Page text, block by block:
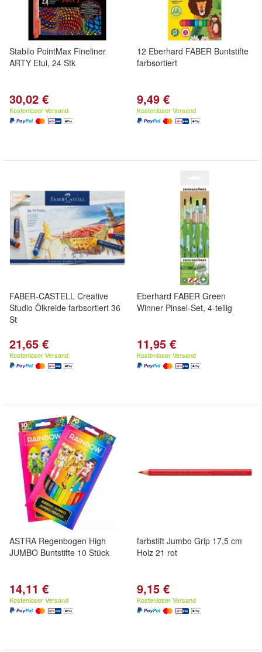
Stabilo PointMax Fineliner
ARTY Etui, 24 Stk
30,02 €
Kostenloser Versand
12 Eberhard FABER Buntstifte
farbsortiert
9,49 €
Kostenloser Versand
FABER-CASTELL Creative
Studio Ölkreide farbsortiert 36
St
21,65 €
Kostenloser Versand
Eberhard FABER Green
Winner Pinsel-Set, 4-teilig
11,95 €
Kostenloser Versand
ASTRA Regenbogen High
JUMBO Buntstifte 10 Stück
14,11 €
Kostenloser Versand
farbstift Jumbo Grip 17,5 cm
Holz 21 rot
9,15 €
Kostenloser Versand